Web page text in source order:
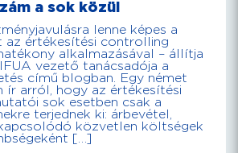
a sok közül
lenne képes a
az értékesítési controlling
alkalmazásával – állítja
vezető tanácsadója a
című blogban. Egy német
ír arról, hogy az értékesítési
sok esetben csak a
terjednek ki: árbevétel,
közvetlen költségek
[…]